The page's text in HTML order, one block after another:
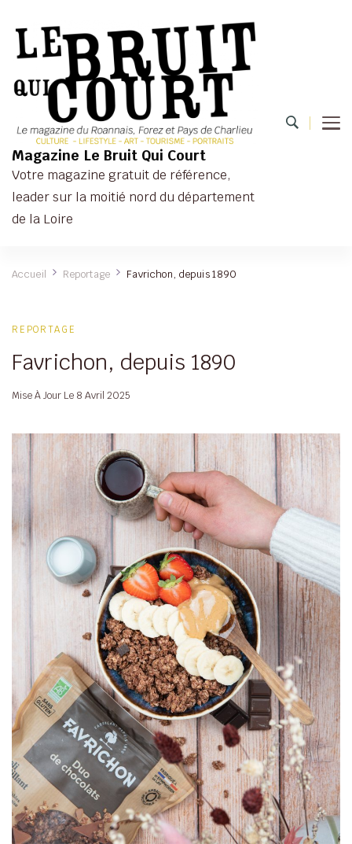
Magazine Le Bruit Qui Court
Votre magazine gratuit de référence,
leader sur la moitié nord du département
de la Loire
Accueil Reportage Favrichon, depuis 1890
REPORTAGE
Favrichon, depuis 1890
Mise À Jour Le 8 Avril 2025